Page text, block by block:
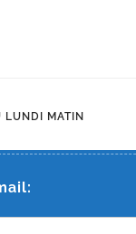
LUNDI MATIN